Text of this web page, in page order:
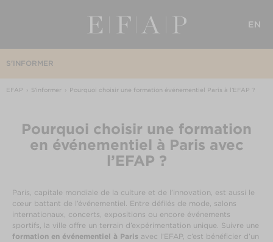
EN
S'INFORMER
EFAP S'informer Pourquoi choisir une formation événementiel Paris à l’EFAP ?
Pourquoi choisir une formation
en événementiel à Paris avec
l’EFAP ?
Paris, capitale mondiale de la culture et de l’innovation, est aussi le
cœur battant de l’événementiel. Entre défilés de mode, salons
internationaux, concerts, expositions ou encore événements
sportifs, la ville offre un terrain d’expérimentation unique. Suivre une
formation en événementiel à Paris avec l’EFAP, c’est bénéficier d’un